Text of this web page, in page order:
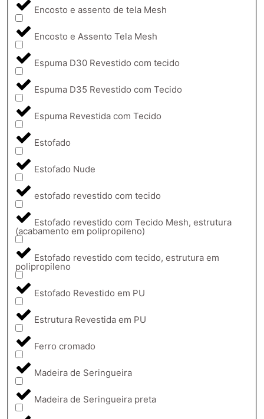
Encosto e assento de tela Mesh
Encosto e Assento Tela Mesh
Espuma D30 Revestido com tecido
Espuma D35 Revestido com Tecido
Espuma Revestida com Tecido
Estofado
Estofado Nude
estofado revestido com tecido
Estofado revestido com Tecido Mesh, estrutura
(acabamento em polipropileno)
Estofado revestido com tecido, estrutura em
polipropileno
Estofado Revestido em PU
Estrutura Revestida em PU
Ferro cromado
Madeira de Seringueira
Madeira de Seringueira preta